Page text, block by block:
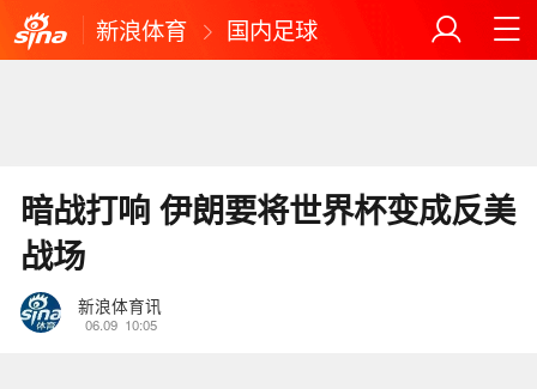
新浪体育 国内足球
暗战打响 伊朗要将世界杯变成反美
战场
新浪体育讯
06.09 10:05